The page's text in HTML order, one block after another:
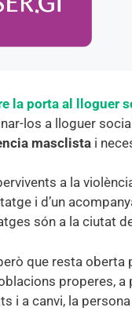
la porta al lloguer
los a lloguer
masclista i
a la
i d’un
són a la ciutat
que resta
properes,
i a canvi, la